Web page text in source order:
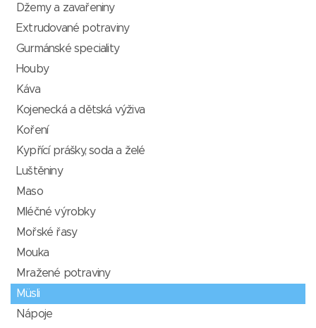
Džemy a zavařeniny
Extrudované potraviny
Gurmánské speciality
Houby
Káva
Kojenecká a dětská výživa
Koření
Kypřící prášky, soda a želé
Luštěniny
Maso
Mléčné výrobky
Mořské řasy
Mouka
Mražené potraviny
Müsli
Nápoje